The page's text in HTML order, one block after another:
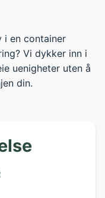
i en container
Vi dykker inn i
uenigheter uten å
din.